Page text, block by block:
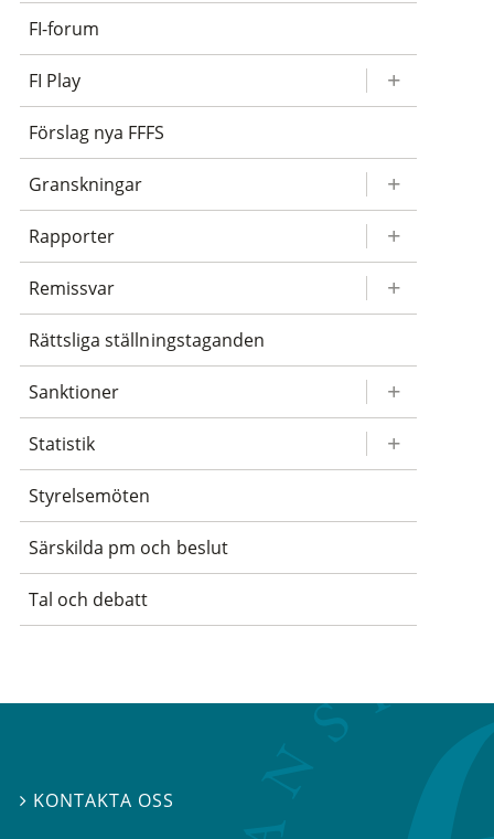
FI-forum
FI Play
Förslag nya FFFS
Granskningar
Rapporter
Remissvar
Rättsliga ställningstaganden
Sanktioner
Statistik
Styrelsemöten
Särskilda pm och beslut
Tal och debatt
 KONTAKTA OSS